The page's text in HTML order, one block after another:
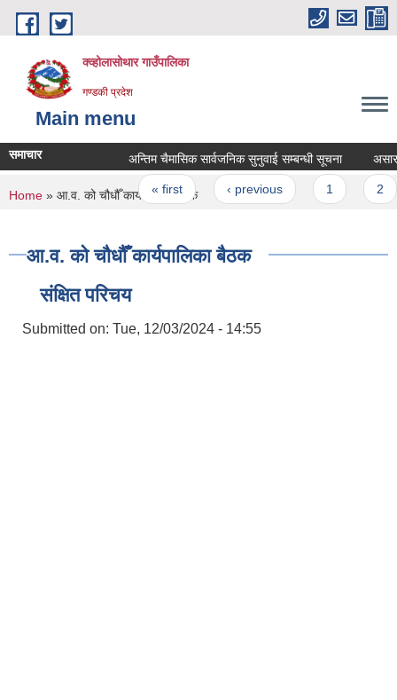
Skip to main content
क्व्होलासोथार गाउँपालिका
गण्डकी प्रदेश
Main menu
समाचार अन्तिम चैमासिक सार्वजनिक सुनुवाई सम्बन्धी सूचना असार
Pages
« first ‹ previous
You are here
Home » आ.व. को चौधौँ कार्यपालिका बैठक
आ.व. को चौधौँ कार्यपालिका बैठक
संक्षित परिचय
Submitted on: Tue, 12/03/2024 - 14:55